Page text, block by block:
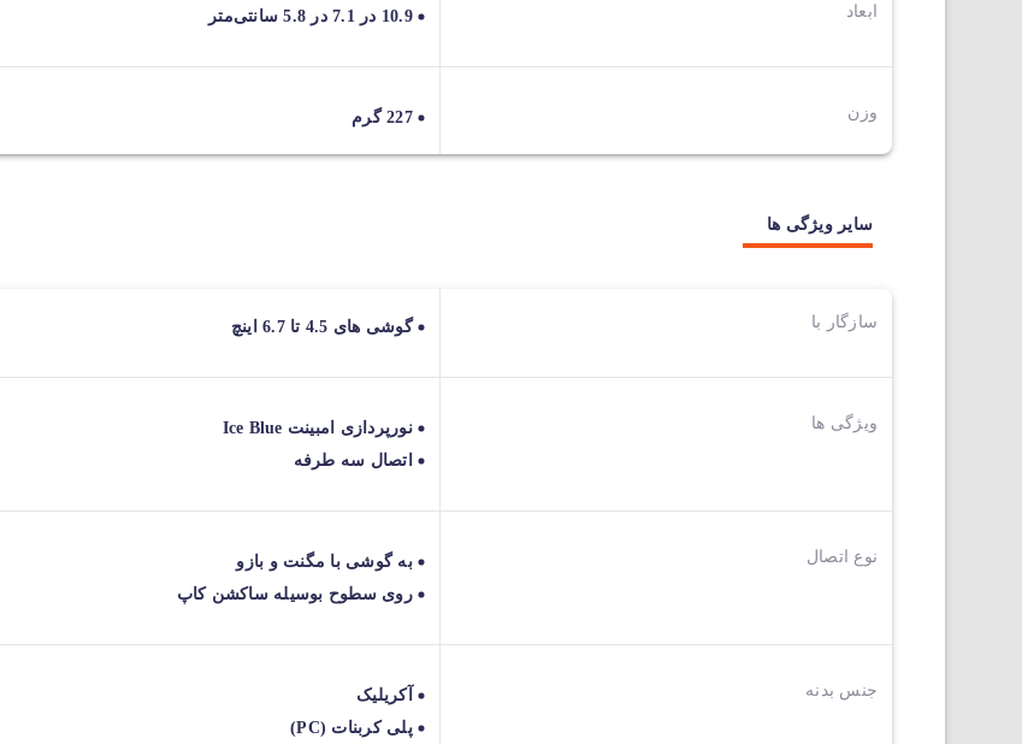
ابعاد 10.9 در 7.1 در 5.8 سانتی‌متر
وزن 227 گرم
سایر ویژگی ها
سازگار با گوشی های 4.5 تا 6.7 اینچ
ویژگی ها
نورپردازی امبینت Ice Blue
اتصال سه طرفه
نوع اتصال
به گوشی با مگنت و بازو
روی سطوح بوسیله ساکشن کاپ
جنس بدنه
آکریلیک
پلی کربنات (PC)